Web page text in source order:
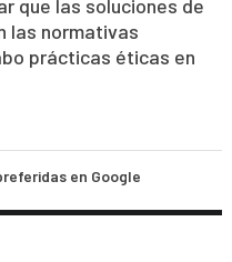
que las soluciones de
las normativas
prácticas éticas en
en Google